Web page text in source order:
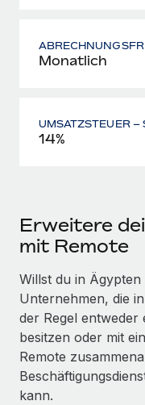
Monatlich
UMSATZSTEUER –
14%
Erweitere
mit Remote
Willst du in
Unternehmen, die
der Regel entweder
besitzen oder mit
Remote
kann.